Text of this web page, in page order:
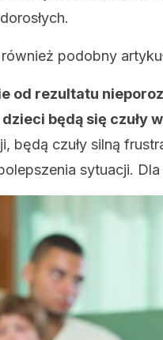
podobny
od rezultatu
dzieci będą się czuły
będą czuły silną
sytuacji.